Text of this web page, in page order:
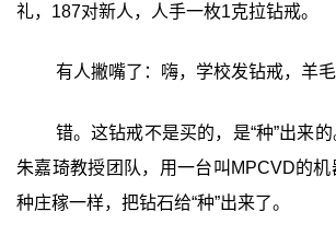
礼，187对新人，人手一枚1克拉钻戒。
有人撇嘴了：嗨，学校发钻戒，羊毛
错。这钻戒不是买的，是“种”出来
朱嘉琦教授团队，用一台叫MPCVD的
种庄稼一样，把钻石给“种”出来了。